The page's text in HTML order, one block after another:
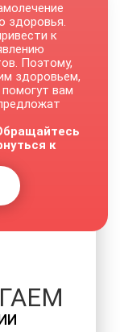
здоровья.
к
Поэтому,
здоровьем,
вам
к